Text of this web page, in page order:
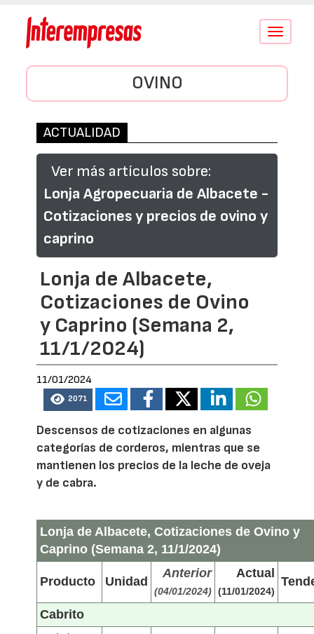
Conmutar
OVINO
ACTUALIDAD
Ver más artículos sobre:
Lonja Agropecuaria de Albacete -
Cotizaciones y precios de ovino y
caprino
Lonja de Albacete,
Cotizaciones de Ovino
y Caprino (Semana 2,
11/1/2024)
11/01/2024
2071
Descensos de cotizaciones en algunas
categorías de corderos, mientras que se
mantienen los precios de la leche de oveja
y de cabra.
Lonja de Albacete, Cotizaciones de Ovino y
Caprino (Semana 2, 11/1/2024)
Producto Unidad
Anterior
(04/01/2024)
Actual
(11/01/2024)
Cabrito